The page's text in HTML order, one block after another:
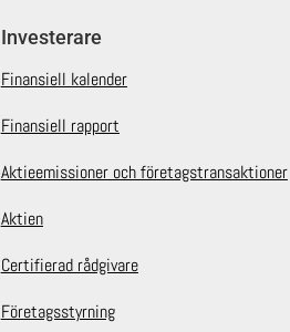
Investerare
Finansiell kalender
Finansiell rapport
Aktieemissioner och företagstransaktioner
Aktien
Certifierad rådgivare
Företagsstyrning